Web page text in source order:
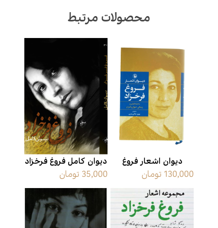
محصولات مرتبط
دیوان اشعار فروغ
فرخزاد 130,000 تومان
دیوان کامل فروغ فرخزاد
35,000 تومان